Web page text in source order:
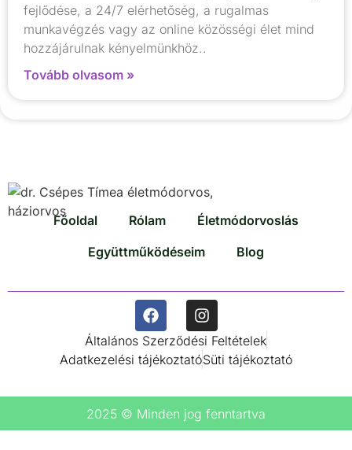
fejlődése, a 24/7 elérhetőség, a rugalmas
munkavégzés vagy az online közösségi élet mind
hozzájárulnak kényelmünkhöz..
Tovább olvasom »
Főoldal Rólam
Életmódorvoslás
Együttműködéseim
Blog
Általános Szerződési Feltételek
Adatkezelési tájékoztatóSüti tájékoztató
2025 © Minden jog fenntartva